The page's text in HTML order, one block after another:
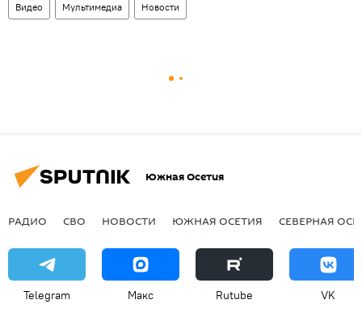
Видео Мультимедиа Новости
Южная Осетия
РАДИО СВО НОВОСТИ ЮЖНАЯ ОСЕТИЯ СЕВЕРНАЯ
Telegram Макс Rutube VK